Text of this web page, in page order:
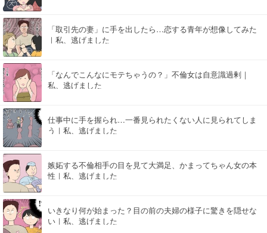
「取引先の妻」に手を出したら…恋する青年が想像してみた
｜私、逃げました
「なんでこんなにモテちゃうの？」不倫女は自意識過剰｜
私、逃げました
仕事中に手を握られ…一番見られたくない人に見られてしま
う｜私、逃げました
嫉妬する不倫相手の目を見て大満足、かまってちゃん女の本
性｜私、逃げました
いきなり何が始まった？目の前の夫婦の様子に驚きを隠せな
い｜私、逃げました